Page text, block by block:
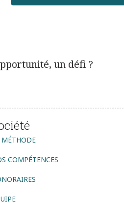
un défi ?
MÉTHODE
COMPÉTENCES